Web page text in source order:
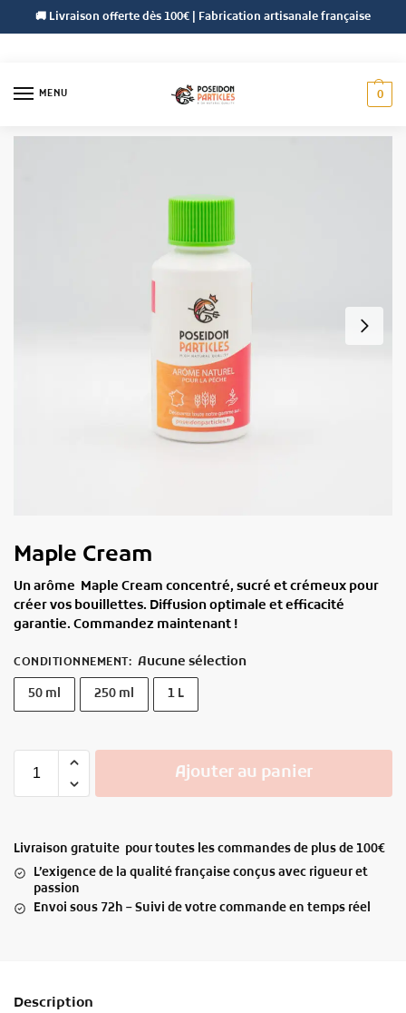
🚚 Livraison offerte dès 100€ | Fabrication artisanale française
MENU
0
Maple Cream
Un arôme Maple Cream concentré, sucré et crémeux pour
créer vos bouillettes. Diffusion optimale et efficacité
garantie. Commandez maintenant !
CONDITIONNEMENT: Aucune sélection
50 ml 250 ml 1 L
Ajouter au panier
Livraison gratuite pour toutes les commandes de plus de 100€
L’exigence de la qualité française conçus avec rigueur et
passion
Envoi sous 72h – Suivi de votre commande en temps réel
Description